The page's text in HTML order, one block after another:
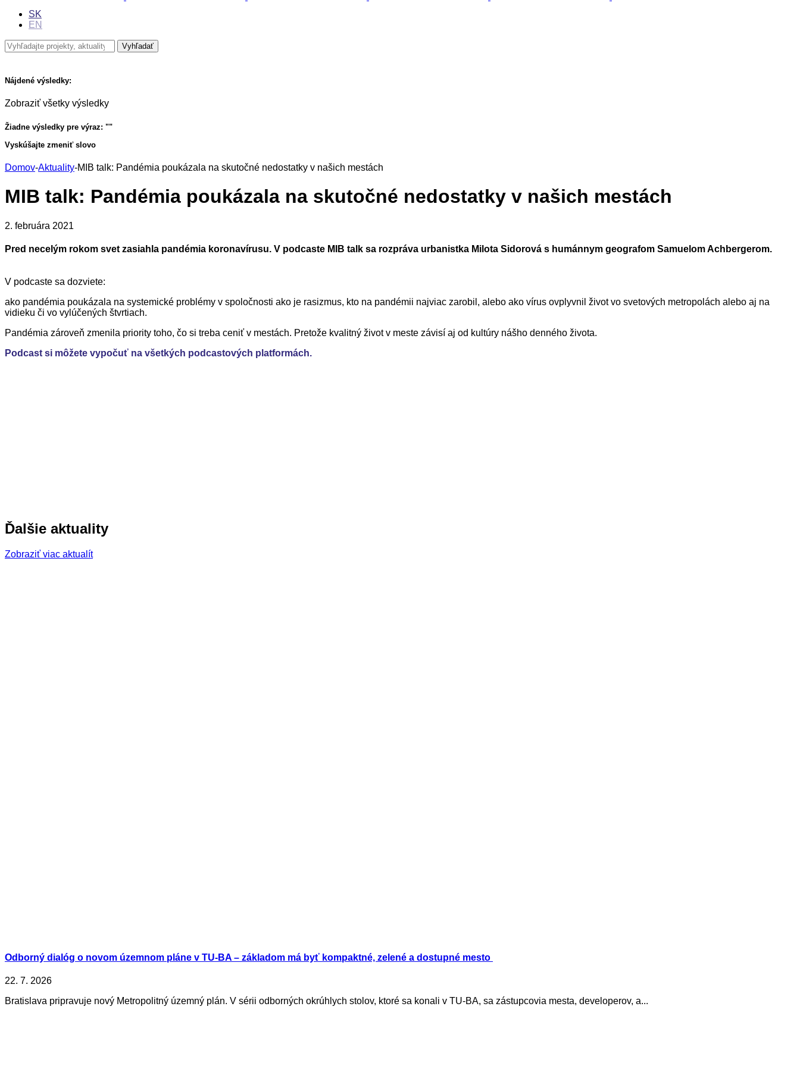
SK
EN
Nájdené výsledky:
Zobraziť všetky výsledky
Žiadne výsledky pre výraz: ""
Vyskúšajte zmeniť slovo
Domov-Aktuality-MIB talk: Pandémia poukázala na skutočné nedostatky v našich mestách
MIB talk: Pandémia poukázala na skutočné nedostatky v našich mestách
2. februára 2021
Pred necelým rokom svet zasiahla pandémia koronavírusu. V podcaste MIB talk sa rozpráva urbanistka Milota Sidorová s humánnym geografom Samuelom Achbergerom.
V podcaste sa dozviete:
ako pandémia poukázala na systemické problémy v spoločnosti ako je rasizmus, kto na pandémii najviac zarobil, alebo ako vírus ovplyvnil život vo svetových metropolách alebo aj na
vidieku či vo vylúčených štvrtiach.
Pandémia zároveň zmenila priority toho, čo si treba ceniť v mestách. Pretože kvalitný život v meste závisí aj od kultúry nášho denného života.
Podcast si môžete vypočuť na všetkých podcastových platformách.
Ďalšie aktuality
Zobraziť viac aktualít
Odborný dialóg o novom územnom pláne v TU-BA – základom má byť kompaktné, zelené a dostupné mesto
22. 7. 2026
Bratislava pripravuje nový Metropolitný územný plán. V sérii odborných okrúhlych stolov, ktoré sa konali v TU-BA, sa zástupcovia mesta, developerov, a...